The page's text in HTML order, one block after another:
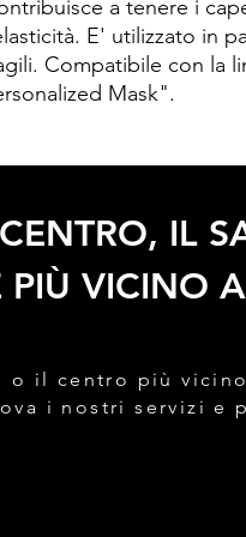
a tenere i
E' utilizzato in
Compatibile con la
Mask".
IL
PIÙ VICINO
o il centro più
i nostri servizi e